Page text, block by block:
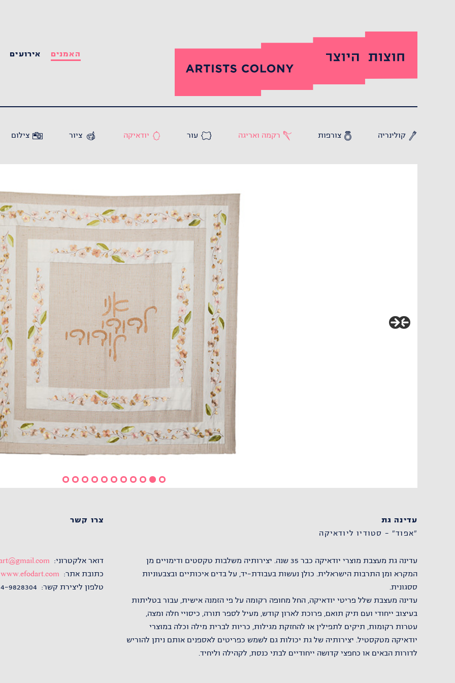
האמנים אירועים
קולינריה צורפות רקמה ואריגה עור יודאיקה ציור צילום
עדינה גת
"אפוד" – סטודיו ליודאיקה
עדינה גת מעצבת מוצרי יודאיקה כבר 35 שנה. יצירותיה משלבות טקסטים ודימויים מן
המקרא ומן התרבות הישראלית. כולן נעשות בעבודת-יד, על בדים איכותיים ובצבעוניות
ססגונית.
עדינה מעצבת שלל פריטי יודאיקה, החל מחופה רקומה על פי הזמנה אישית, עבור בטליתות
בעיצוב ייחודי ועם תיק תואם, פרוכת לארון קודש, מעיל לספר תורה, כיסויי חלה ומצה,
עטרות רקומות, תיקים לתפילין או להחזקת מגילות, כריות לברית מילה וכלה במוצרי
יודאיקה מטקסטיל. יצירותיה של גת יכולות גם לשמש כפריטים לאספנים אותם ניתן להוריש
לדורות הבאים או כחפצי קדושה ייחודיים לבתי כנסת, לקהילה וליחיד.
צרו קשר
דואר אלקטרוני:
כתובת אתר: www.efodart.com
טלפון ליצירת קשר: 04-9828304